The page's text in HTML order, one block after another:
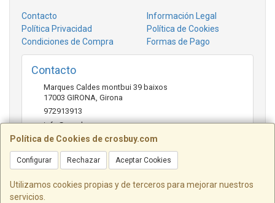
Política de Cookies de crosbuy.com
Configurar Rechazar Aceptar Cookies
Utilizamos cookies propias y de terceros para mejorar nuestros
servicios.
Contacto
Información Legal
Política Privacidad
Política de Cookies
Condiciones de Compra
Formas de Pago
Contacto
Marques Caldes montbui 39 baixos
17003 GIRONA Girona
972913913
info@crosbuy.com
Horario
de 10:00 a 13:30 y de 16:30 a 20:00